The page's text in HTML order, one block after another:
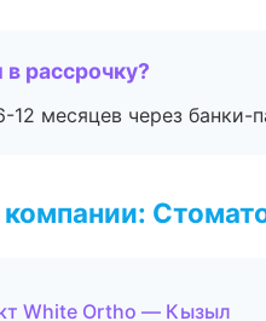
рассрочку?
12 месяцев через банки-
White Ortho — Кызыл